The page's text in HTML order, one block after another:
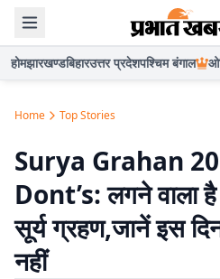
होमझारखण्डबिहारउत्तर प्रदेशपश्चिम बंगाल
Home Top Stories
Surya Grahan
Dont’s: लगने वाला
सूर्य ग्रहण,जानें इस
नहीं